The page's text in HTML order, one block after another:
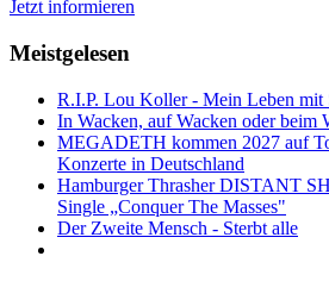
Jetzt informieren
Meistgelesen
R.I.P. Lou Koller - Mein Leben
In Wacken, auf Wacken oder beim
MEGADETH kommen 2027 auf
Konzerte in Deutschland
Hamburger Thrasher DISTANT
Single „Conquer The Masses"
Der Zweite Mensch - Sterbt alle